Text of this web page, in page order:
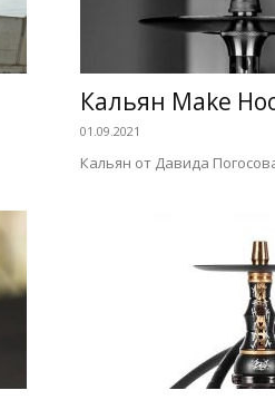
Кальян Make
01.09.2021
Кальян от Давида